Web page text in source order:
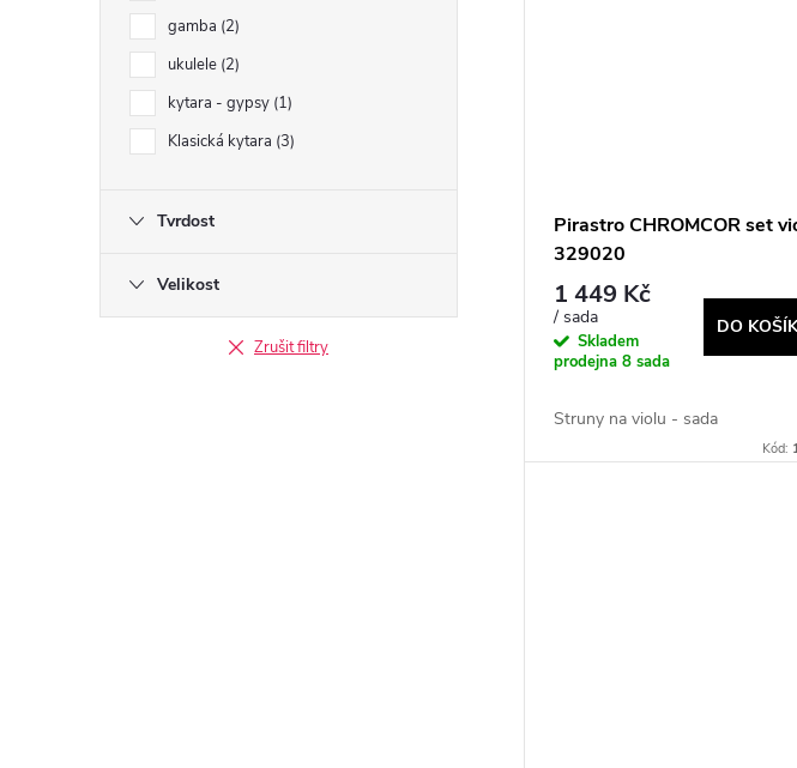
gamba 2
ukulele 2
kytara - gypsy 1
Klasická kytara 3
Tvrdost
Velikost
Zrušit filtry
Pirastro CHROMCOR set
329020
1 449 Kč
/ sada
Skladem
prodejna 8 sada
DO
Struny na violu - sada
Kód: